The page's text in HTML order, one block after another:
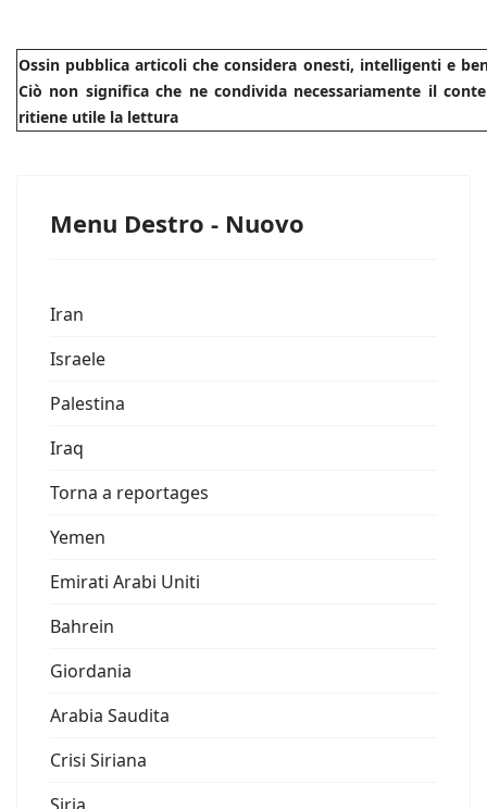
Ossin pubblica articoli che considera onesti, intelligenti e
Ciò non significa che ne condivida necessariamente il
ritiene utile la lettura
Menu Destro - Nuovo
Iran
Israele
Palestina
Iraq
Torna a reportages
Yemen
Emirati Arabi Uniti
Bahrein
Giordania
Arabia Saudita
Crisi Siriana
Siria